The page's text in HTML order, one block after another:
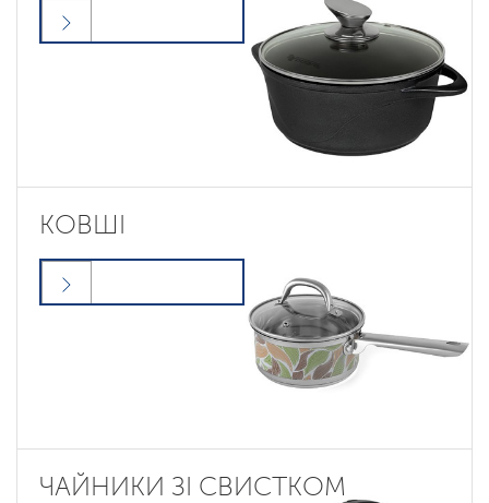
КОВШІ
ЧАЙНИКИ ЗІ СВИСТКОМ